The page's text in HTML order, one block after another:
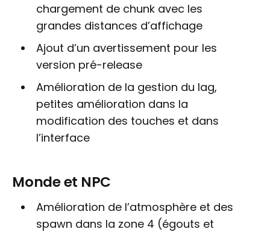
chargement de chunk avec les
grandes distances d’affichage
Ajout d’un avertissement pour les
version pré-release
Amélioration de la gestion du lag,
petites amélioration dans la
modification des touches et dans
l’interface
Monde et NPC
Amélioration de l’atmosphère et des
spawn dans la zone 4 (égouts et